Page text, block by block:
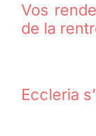
Vos
de la
Eccleria